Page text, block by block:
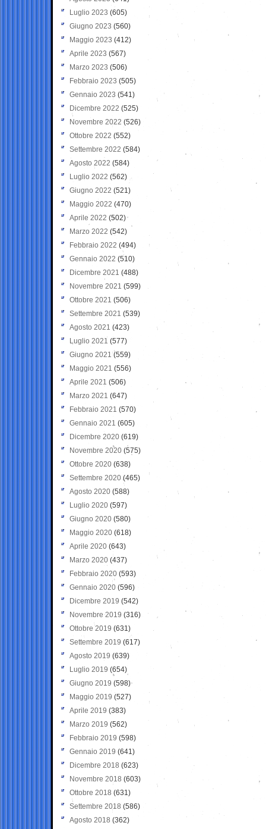
Luglio 2023 (605)
Giugno 2023 (560)
Maggio 2023 (412)
Aprile 2023 (567)
Marzo 2023 (506)
Febbraio 2023 (505)
Gennaio 2023 (541)
Dicembre 2022 (525)
Novembre 2022 (526)
Ottobre 2022 (552)
Settembre 2022 (584)
Agosto 2022 (584)
Luglio 2022 (562)
Giugno 2022 (521)
Maggio 2022 (470)
Aprile 2022 (502)
Marzo 2022 (542)
Febbraio 2022 (494)
Gennaio 2022 (510)
Dicembre 2021 (488)
Novembre 2021 (599)
Ottobre 2021 (506)
Settembre 2021 (539)
Agosto 2021 (423)
Luglio 2021 (577)
Giugno 2021(559)
Maggio 2021 (556)
Aprile 2021 (506)
Marzo 2021 (647)
Febbraio 2021 (570)
Gennaio 2021 (605)
Dicembre 2020 (619)
Novembre 2020 (575)
Ottobre 2020 (638)
Settembre 2020(465)
Agosto 2020 (588)
Luglio 2020 (597)
Giugno 2020 (580)
Maggio 2020 (618)
Aprile 2020 (643)
Marzo 2020 (437)
Febbraio 2020 (593)
Gennaio 2020 (596)
Dicembre 2019 (542)
Novembre 2019 (316)
Ottobre 2019 (631)
Settembre 2019 (617)
Agosto 2019 (639)
Luglio 2019 (654)
Giugno 2019 (598)
Maggio 2019 (527)
Aprile 2019 (383)
Marzo 2019 (562)
Febbraio 2019 (598)
Gennaio 2019 (641)
Dicembre 2018 (623)
Novembre 2018 (603)
Ottobre 2018 (631)
Settembre 2018 (586)
Agosto 2018 (362)